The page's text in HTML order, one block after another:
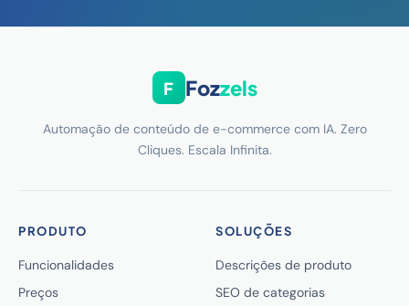
F Fozzels
Automação de conteúdo de e-commerce com IA. Zero
Cliques. Escala Infinita.
PRODUTO
Funcionalidades
Preços
SOLUÇÕES
Descrições de produto
SEO de categorias